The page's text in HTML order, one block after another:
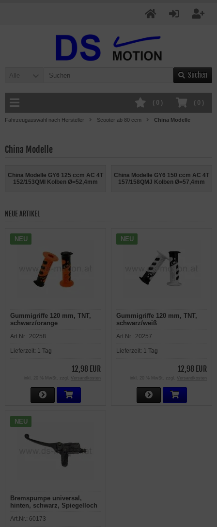
Alle Suchen
( 0 )
( 0 )
Fahrzeugauswahl nach Hersteller Scooter ab 80 ccm China Modelle
China Modelle
China Modelle GY6 125 ccm AC 4T
152/153QMI Kolben Ø=52,4mm
China Modelle GY6 150 ccm AC 4T
157/158QMJ Kolben Ø=57,4mm
NEUE ARTIKEL
NEU
Gummigriffe 120 mm, TNT,
schwarz/orange
Art.Nr.: 20258
Lieferzeit: 1 Tag
12,98 EUR
inkl. 20 % MwSt. zzgl. Versandkosten
NEU
Gummigriffe 120 mm, TNT,
schwarz/weiß
Art.Nr.: 20257
Lieferzeit: 1 Tag
12,98 EUR
inkl. 20 % MwSt. zzgl. Versandkosten
NEU
Bremspumpe universal,
hinten, schwarz, Spiegelloch
rechts
Art.Nr.: 60173